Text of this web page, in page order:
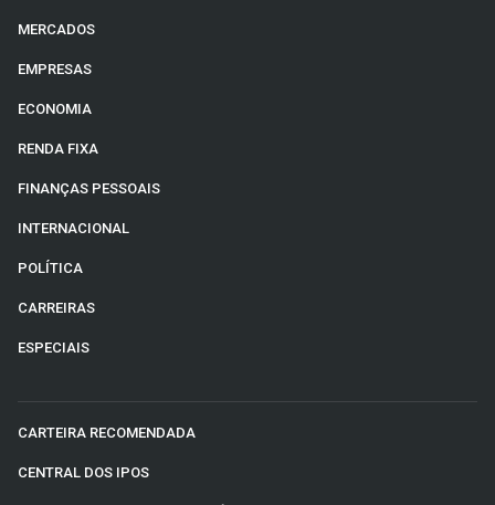
MERCADOS
EMPRESAS
ECONOMIA
RENDA FIXA
FINANÇAS PESSOAIS
INTERNACIONAL
POLÍTICA
CARREIRAS
ESPECIAIS
CARTEIRA RECOMENDADA
CENTRAL DOS IPOS